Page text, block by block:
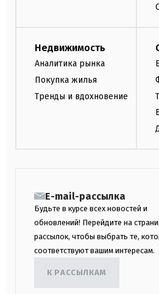
Недвижимость
Аналитика рынка
Покупка жилья
Тренды и вдохновение
E-mail-рассылка
Будьте в курсе всех новостей и
обновлений! Перейдите на
рассылок, чтобы выбрать те,
соответствуют вашим интересам.
К РАССЫЛКАМ